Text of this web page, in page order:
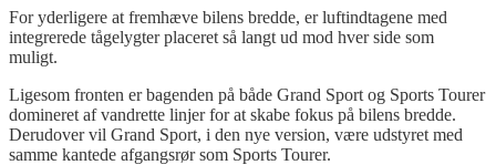
Foryderligere at fremhæve bilens bredde, erluftindtagene med
integrerede tågelygter placeret så langt ud mod hver side som
muligt.
Ligesom fronten erbagenden på både Grand Sport og Sports Tourer
domineret af vandrette linjerforat skabe fokus på bilens bredde.
Derudovervil Grand Sport, i den nye version, være udstyret med
samme kantede afgangsrørsom Sports Tourer.